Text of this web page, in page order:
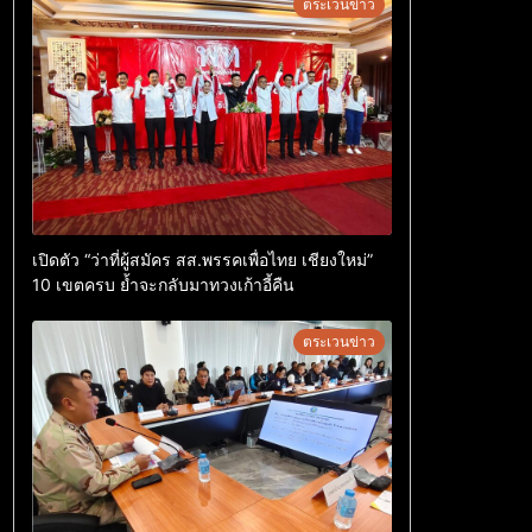
ตระเวนข่าว
เปิดตัว “ว่าที่ผู้สมัคร สส.พรรคเพื่อไทย เชียงใหม่”
10 เขตครบ ย้ำจะกลับมาทวงเก้าอี้คืน
ตระเวนข่าว